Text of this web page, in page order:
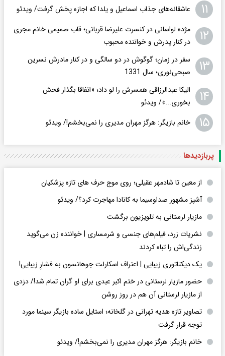
۱۱ عاشقانه‌های جذاب اسماعیل و یلدا که اجازه پخش گرفت/ ویدئو
۱۲
مژده لواسانی در کنسرت علیرضا قربانی؛ قاب صمیمی خانم مجری
در کنار پدرش و خواننده محبوب
۱۳
سفر در زمان؛ گوگوش در دو سالگی و در کنار مادرش نسرین
صبحی‌نوری؛ سال 1331
۱۴
الیکا عبدالرزاقی همسرش را لو داد؛ «اتفاقا بگذار فحش
بخوری...»/ ویدئو
۱۵ خانم بازیگر: هرگز مهران مدیری را نمی‌بخشم!/ ویدئو
پربازدید‌ها
از معین تا شادمهر عقیلی؛ روی موج حرف های تازه پزشکیان
آشپز مشهور صداوسیما به کانادا مهاجرت کرد؟/ ویدئو
مازیار لرستانی به تلویزیون برگشت
نشریات زرد، فیلم‌های جنسی و شرمساری | خواننده زن می‌گوید
زندگی‌اش را تباه کردند
یک دیکتاتوری زیبایی | اعتراف اسکارلت جوهانسون به فشارِ زیبایی!
حضور مازیار لرستانی در ختم اکبر عبدی برای او گران تمام شد!/ دزدی
از مازیار لرستانی آن هم در روز روشن
تصاویر تازه هدیه تهرانی در گلخانه؛ استایل ساده بازیگر سینما مورد
توجه قرار گرفت
خانم بازیگر: هرگز مهران مدیری را نمی‌بخشم!/ ویدئو